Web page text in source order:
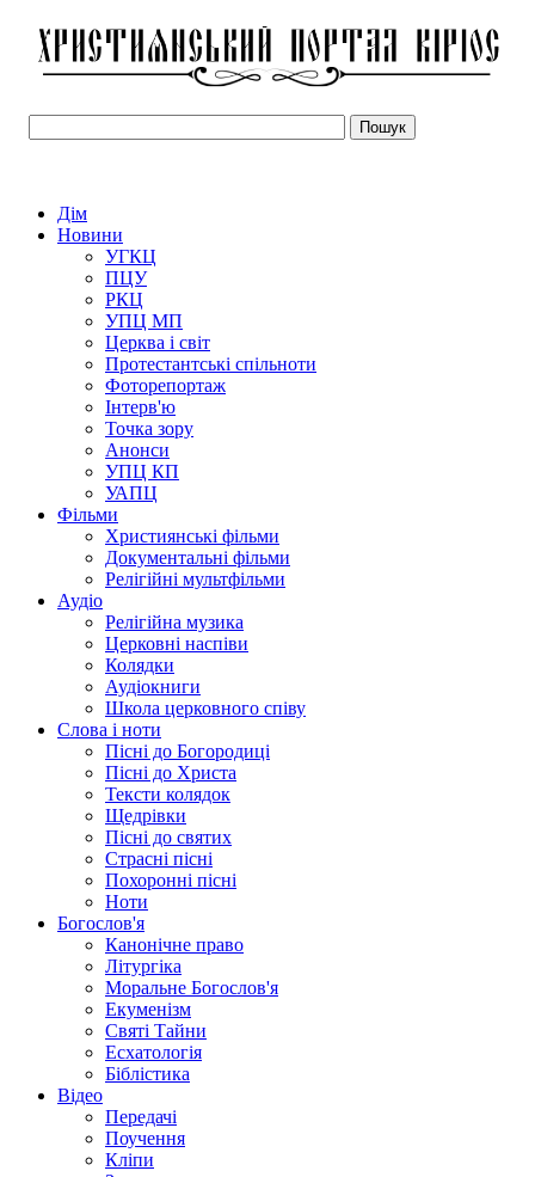
Дім
Новини
УГКЦ
ПЦУ
РКЦ
УПЦ МП
Церква і світ
Протестантські спільноти
Фоторепортаж
Інтерв'ю
Точка зору
Анонси
УПЦ КП
УАПЦ
Фільми
Християнські фільми
Документальні фільми
Релігійні мультфільми
Аудіо
Релігійна музика
Церковні наспіви
Колядки
Аудіокниги
Школа церковного співу
Слова і ноти
Пісні до Богородиці
Пісні до Христа
Тексти колядок
Щедрівки
Пісні до святих
Страсні пісні
Похоронні пісні
Ноти
Богослов'я
Канонічне право
Літургіка
Моральне Богослов'я
Екуменізм
Святі Тайни
Есхатологія
Біблістика
Відео
Передачі
Поучення
Кліпи